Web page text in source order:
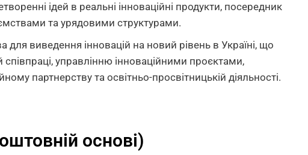
ідей в реальні інноваційні продукти, посередник
та урядовими структурами.
для виведення інновацій на новий рівень в Україні, що
співпраці, управлінню інноваційними проєктами,
партнерству та освітньо-просвітницькій діяльності.
основі)